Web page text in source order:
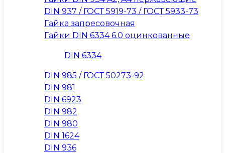
DIN 937 / ГОСТ 5919-73 / ГОСТ 5933-73
Гайка запресовочная
Гайки DIN 6334 6.0 оцинкованные
DIN 6334
DIN 985 / ГОСТ 50273-92
DIN 981
DIN 6923
DIN 982
DIN 980
DIN 1624
DIN 936